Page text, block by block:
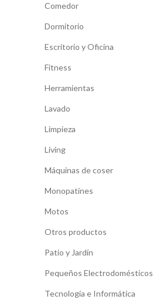
Comedor
Dormitorio
Escritorio y Oficina
Fitness
Herramientas
Lavado
Limpieza
Living
Máquinas de coser
Monopatines
Motos
Otros productos
Patio y Jardín
Pequeños Electrodomésticos
Tecnología e Informática